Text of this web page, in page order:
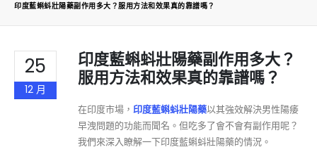
印度藍蝌蚪壯陽藥副作用多大？服用方法和效果真的靠譜嗎？
25
12 月
印度藍蝌蚪壯陽藥副作用多大？
服用方法和效果真的靠譜嗎？
在印度市場， 印度藍蝌蚪壯陽藥以其強效解決男性陽痿
早洩問題的功能而聞名。但吃多了會不會有副作用呢？
我們來深入瞭解一下印度藍蝌蚪壯陽藥的情況。